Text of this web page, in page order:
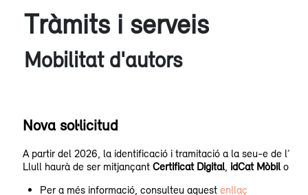
Tràmits i serveis
Mobilitat d'autors